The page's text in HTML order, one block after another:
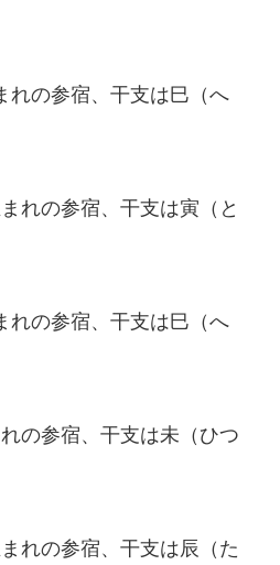
れの参宿、干支は巳（へ
れの参宿、干支は寅（と
れの参宿、干支は巳（へ
の参宿、干支は未（ひつ
れの参宿、干支は辰（た